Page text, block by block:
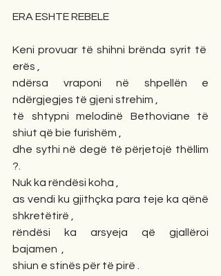
ERA ESHTE REBELE
Keni provuar të shihni brënda syrit të
erës ,
ndërsa vraponi në shpellën e
ndërgjegjes të gjeni strehim ,
të shtypni melodinë Bethoviane të
shiut që bie furishëm ,
dhe sythi në degë të përjetojë thëllim
?.
Nuk ka rëndësi koha ,
as vendi ku gjithçka para teje ka qënë
shkretëtirë ,
rëndësi ka arsyeja që gjallëroi
bajamen  ,
shiun e stinës për të pirë .